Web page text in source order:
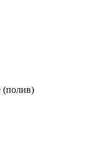
(полив)